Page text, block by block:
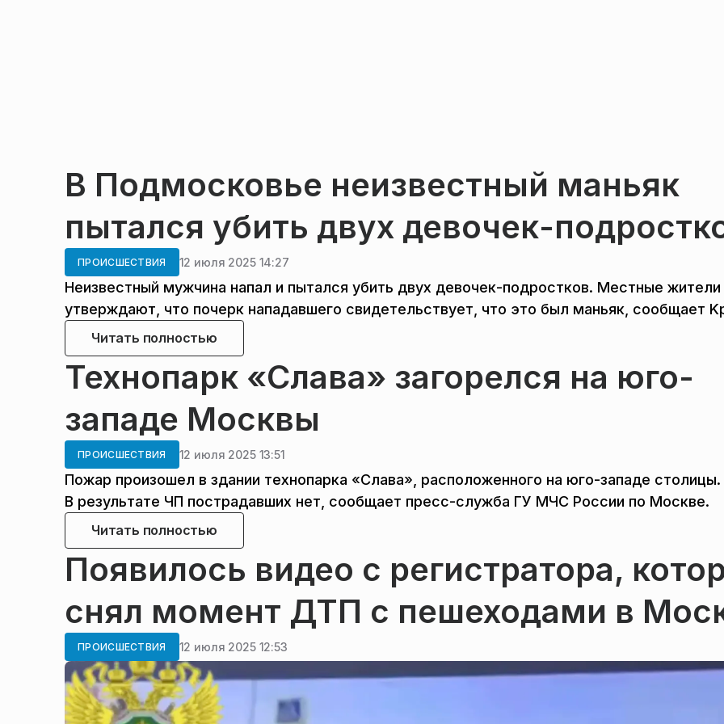
В Подмосковье неизвестный маньяк
пытался убить двух девочек-
ПРОИСШЕСТВИЯ 12 июля 2025 14:27
Неизвестный мужчина напал и пытался убить двух девочек-подростков. Местные жители
утверждают, что почерк нападавшего свидетельствует, что это был маньяк, сообщает
Читать полностью
Технопарк «Слава» загорелся на юго-
западе Москвы
ПРОИСШЕСТВИЯ 12 июля 2025 13:51
Пожар произошел в здании технопарка «Слава», расположенного на юго-западе столицы.
В результате ЧП пострадавших нет, сообщает пресс-служба ГУ МЧС России по Москве.
Читать полностью
Появилось видео с регистратора,
снял момент ДТП с пешеходами в
ПРОИСШЕСТВИЯ 12 июля 2025 12:53